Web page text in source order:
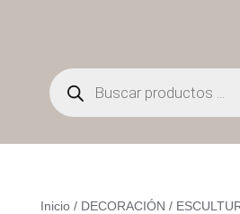
Búsqueda
de
productos
Inicio/ DECORACIÓN /